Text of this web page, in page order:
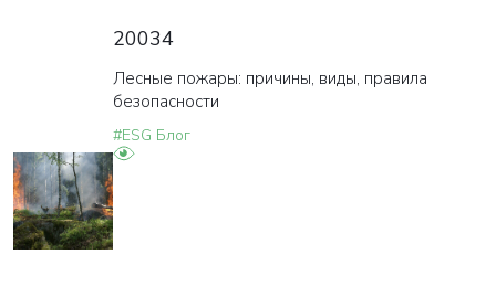
20034
Лесные пожары: причины, виды, правила
безопасности
#ESG Блог